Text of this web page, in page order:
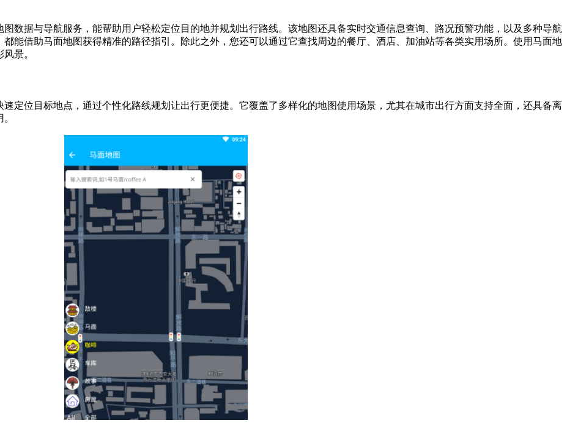
数据与导航服务，能帮助用户轻松定位目的地并规划出行路线。该地图还具备实时交通信息查询、路况预警功能，以及多种导航
能借助马面地图获得精准的路径指引。除此之外，您还可以通过它查找周边的餐厅、酒店、加油站等各类实用场所。使用马面地
景。
定位目标地点，通过个性化路线规划让出行更便捷。它覆盖了多样化的地图使用场景，尤其在城市出行方面支持全面，还具备离